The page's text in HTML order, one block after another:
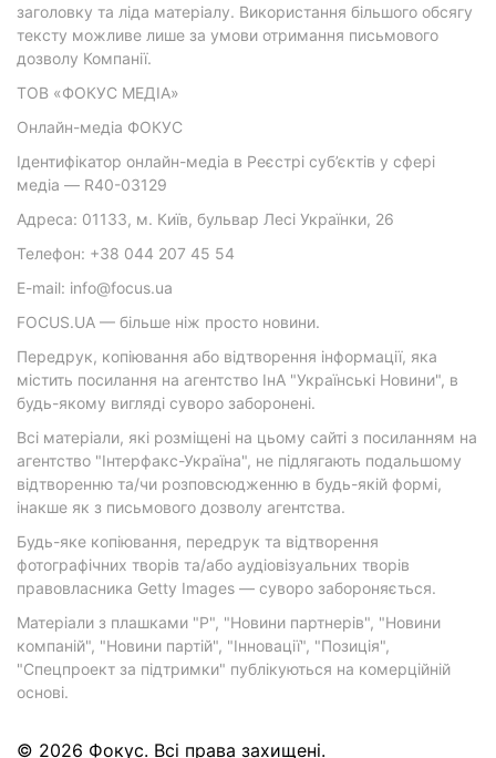
заголовку та ліда матеріалу. Використання більшого обсягу
тексту можливе лише за умови отримання письмового
дозволу Компанії.
ТОВ «ФОКУС МЕДІА»
Онлайн-медіа ФОКУС
Ідентифікатор онлайн-медіа в Реєстрі суб’єктів у сфері
медіа — R40-03129
Адреса: 01133, м. Київ, бульвар Лесі Українки, 26
Телефон: +38 044 207 45 54
E-mail: info@focus.ua
FOCUS.UA — більше ніж просто новини.
Передрук, копіювання або відтворення інформації, яка
містить посилання на агентство ІнА "Українські Новини", в
будь-якому вигляді суворо заборонені.
Всі матеріали, які розміщені на цьому сайті з посиланням на
агентство "Інтерфакс-Україна", не підлягають подальшому
відтворенню та/чи розповсюдженню в будь-якій формі,
інакше як з письмового дозволу агентства.
Будь-яке копіювання, передрук та відтворення
фотографічних творів та/або аудіовізуальних творів
правовласника Getty Images — суворо забороняється.
Матеріали з плашками "Р", "Новини партнерів", "Новини
компаній", "Новини партій", "Інновації", "Позиція",
"Спецпроект за підтримки" публікуються на комерційній
основі.
© 2026 Фокус. Всі права захищені.